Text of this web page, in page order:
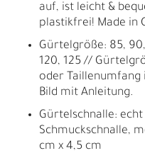
auf, ist leicht &
plastikfrei! Made in
Gürtelgröße: 85, 90,
120, 125 //
oder Taillenumfang
Bild mit Anleitung.
Gürtelschnalle:
Schmuckschnalle,
cm x 4,5 cm